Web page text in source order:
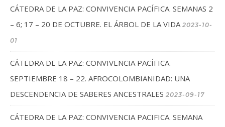
CÁTEDRA DE LA PAZ: CONVIVENCIA PACÍFICA. SEMANAS 2
– 6; 17 – 20 DE OCTUBRE. EL ÁRBOL DE LA VIDA 2023-10-
01
CÁTEDRA DE LA PAZ: CONVIVENCIA PACÍFICA.
SEPTIEMBRE 18 – 22. AFROCOLOMBIANIDAD: UNA
DESCENDENCIA DE SABERES ANCESTRALES 2023-09-17
CÁTEDRA DE LA PAZ: CONVIVENCIA PACIFICA. SEMANA